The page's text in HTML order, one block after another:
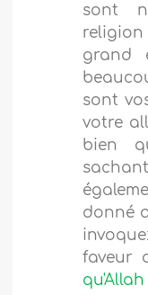
sont
grand
sont
votre
bien
donné
faveur
qu'Allah